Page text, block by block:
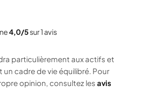
4,0/5sur 1 avis
particulièrement aux actifs et
cadre de vie équilibré. Pour
opinion, consultez les avis